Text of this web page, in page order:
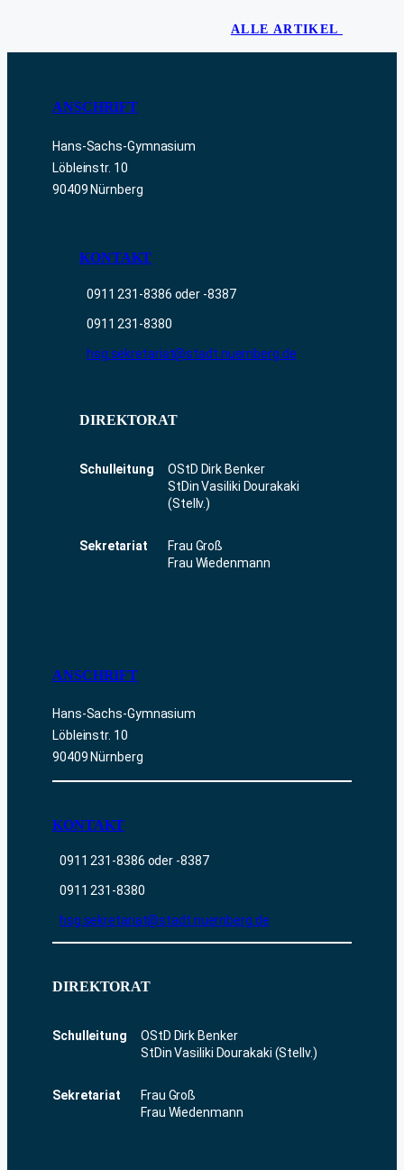
ALLE ARTIKEL
ANSCHRIFT
Hans-Sachs-Gymnasium
Löbleinstr. 10
90409 Nürnberg
KONTAKT
0911 231-8386 oder -8387
0911 231-8380
hsg.sekretariat@stadt.nuernberg.de
DIREKTORAT
Schulleitung
OStD Dirk Benker
StDin Vasiliki Dourakaki
(Stellv.)
Sekretariat
Frau Groß
Frau Wiedenmann
ANSCHRIFT
Hans-Sachs-Gymnasium
Löbleinstr. 10
90409 Nürnberg
KONTAKT
0911 231-8386 oder -8387
0911 231-8380
hsg.sekretariat@stadt.nuernberg.de
DIREKTORAT
Schulleitung
OStD Dirk Benker
StDin Vasiliki Dourakaki (Stellv.)
Sekretariat
Frau Groß
Frau Wiedenmann